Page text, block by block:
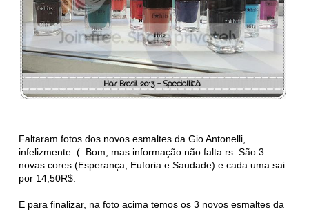
Faltaram fotos dos novos esmaltes da Gio Antonelli,
infelizmente :( Bom, mas informação não falta rs. São 3
novas cores (Esperança, Euforia e Saudade) e cada uma sai
por 14,50R$.
E para finalizar, na foto acima temos os 3 novos esmaltes da